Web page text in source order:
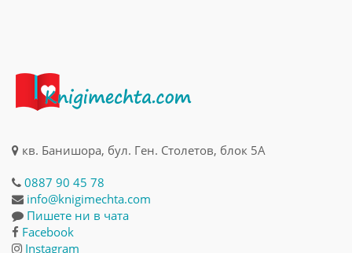
кв. Банишора, бул. Ген. Столетов, блок 5А
0887 90 45 78
info@knigimechta.com
Пишете ни в чата
Facebook
Instagram